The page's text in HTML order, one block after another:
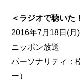
＜ラジオで聴いた
2016年7月18日(月
ニッポン放送
パーソナリティ：
ー）